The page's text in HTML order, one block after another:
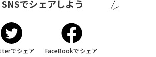
SNSでシェアしよう
でシェア FaceBookでシェア